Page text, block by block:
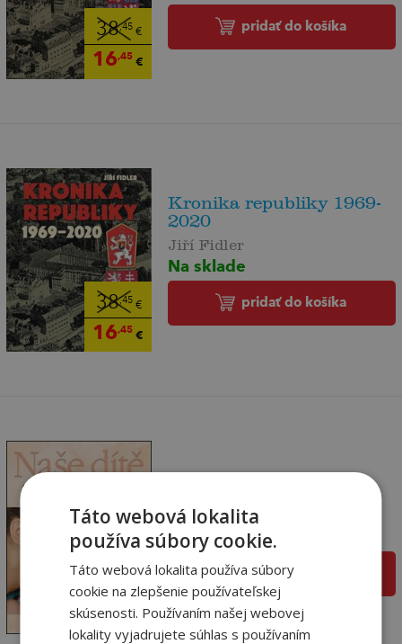
38,45€
16,45€
pridať do košíka
38,45€
16,45€
Kronika republiky 1969-
2020
Jiří Fidler
Na sklade
pridať do košíka
32 €
10,95€
Na sklade
pridať do košíka
Táto webová lokalita
používa súbory cookie.
Táto webová lokalita používa súbory
cookie na zlepšenie používateľskej
skúsenosti. Používaním našej webovej
lokality vyjadrujete súhlas s používaním